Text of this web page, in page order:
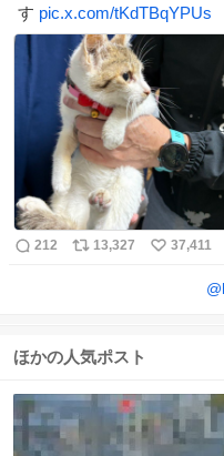
す pic.x.com/tKdTBqYPUs
212 13,327 37,411
@
ほかの人気ポスト